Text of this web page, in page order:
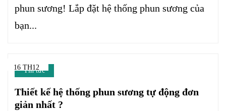
phun sương! Lắp đặt hệ thống phun sương của
bạn...
16 TH12
Tin tức
Thiết kế hệ thống phun sương tự động đơn
giản nhất ?